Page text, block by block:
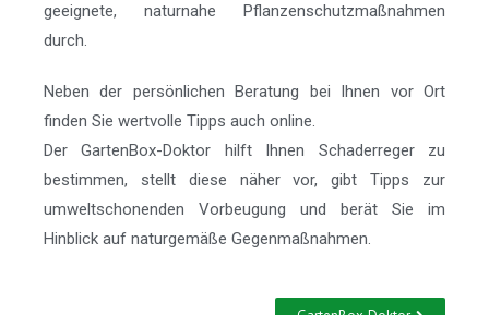
geeignete, naturnahe Pflanzenschutzmaßnahmen
durch.
Neben der persönlichen Beratung bei Ihnen vor Ort
finden Sie wertvolle Tipps auch online.
Der GartenBox-Doktor hilft Ihnen Schaderreger zu
bestimmen, stellt diese näher vor, gibt Tipps zur
umweltschonenden Vorbeugung und berät Sie im
Hinblick auf naturgemäße Gegenmaßnahmen.